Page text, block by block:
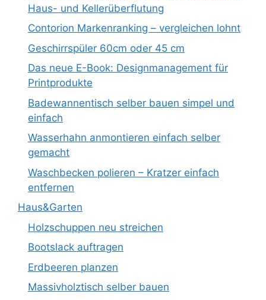
Haus- und Kellerüberflutung
Contorion Markenranking – vergleichen lohnt
Geschirrspüler 60cm oder 45 cm
Das neue E-Book: Designmanagement für
Printprodukte
Badewannentisch selber bauen simpel und
einfach
Wasserhahn anmontieren einfach selber
gemacht
Waschbecken polieren – Kratzer einfach
entfernen
Haus&Garten
Holzschuppen neu streichen
Bootslack auftragen
Erdbeeren planzen
Massivholztisch selber bauen